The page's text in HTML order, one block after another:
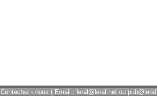
Contactez - nous ( Email : leral@leral.net ou